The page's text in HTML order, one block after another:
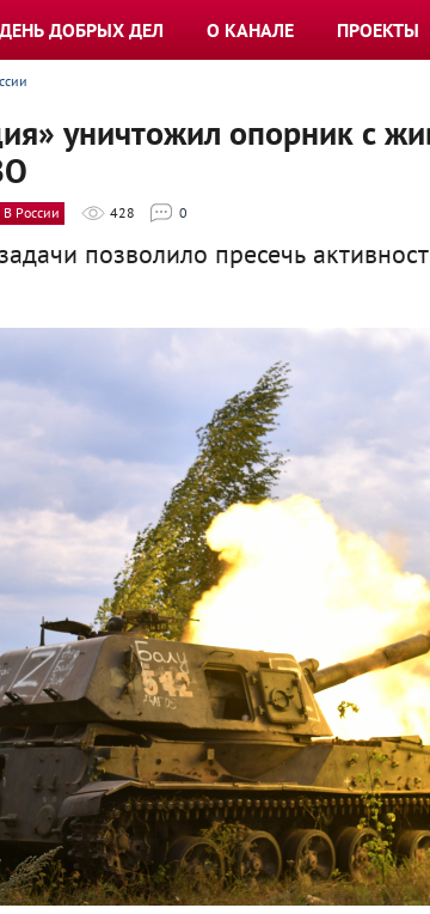
ДЕНЬ ДОБРЫХ ДЕЛ О КАНАЛЕ ПРОЕКТЫ
уничтожил опорник с
В России 428 0
позволило пресечь